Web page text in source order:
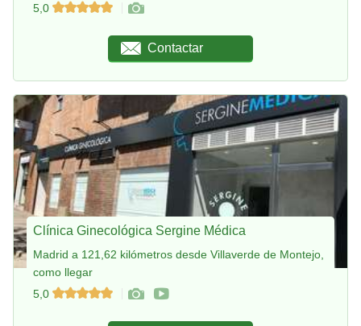
5,0
Contactar
Clínica Ginecológica Sergine Médica
Madrid a 121,62 kilómetros desde Villaverde de Montejo,
como llegar
5,0